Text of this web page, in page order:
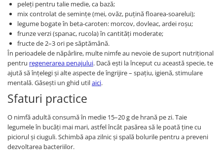
peleți pentru talie medie, ca bază;
mix controlat de semințe (mei, ovăz, puțină floarea-soarelui);
legume bogate în beta-caroten: morcov, dovleac, ardei roșu;
frunze verzi (spanac, rucola) în cantități moderate;
fructe de 2–3 ori pe săptămână.
În perioadele de năpârlire, multe nimfe au nevoie de suport nutrițional
pentru regenerarea penajului. Dacă ești la început cu această specie, te
ajută să înțelegi și alte aspecte de îngrijire – spațiu, igienă, stimulare
mentală. Găsești un ghid utilaici.
Sfaturi practice
O nimfă adultă consumă în medie 15–20 g de hrană pe zi. Taie
legumele în bucăți mai mari, astfel încât pasărea să le poată ține cu
piciorul și ciuguli. Schimbă apa zilnic și spală bolurile pentru a preveni
dezvoltarea bacteriilor.